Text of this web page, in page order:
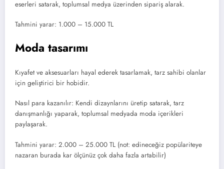
eserleri satarak, toplumsal medya üzerinden sipariş alarak.
Tahmini yarar: 1.000 – 15.000 TL
Moda tasarımı
Kıyafet ve aksesuarları hayal ederek tasarlamak, tarz sahibi olanlar
için geliştirici bir hobidir.
Nasıl para kazanılır: Kendi dizaynlarını üretip satarak, tarz
danışmanlığı yaparak, toplumsal medyada moda içerikleri
paylaşarak.
Tahmini yarar: 2.000 – 25.000 TL (not: edineceğiz popülariteye
nazaran burada kar ölçünüz çok daha fazla artabilir)